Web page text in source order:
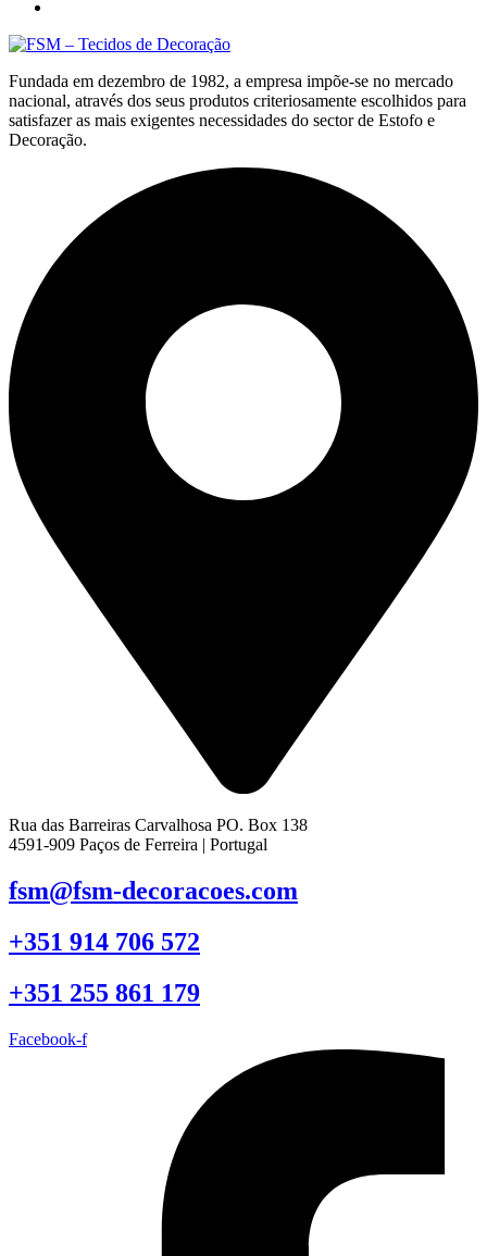
Fundada em dezembro de 1982, a empresa impõe-se no mercado
nacional, através dos seus produtos criteriosamente escolhidos para
satisfazer as mais exigentes necessidades do sector de Estofo e
Decoração.
Rua das Barreiras Carvalhosa PO. Box 138
4591-909 Paços de Ferreira | Portugal
fsm@fsm-decoracoes.com
+351 914 706 572
+351 255 861 179
Facebook-f